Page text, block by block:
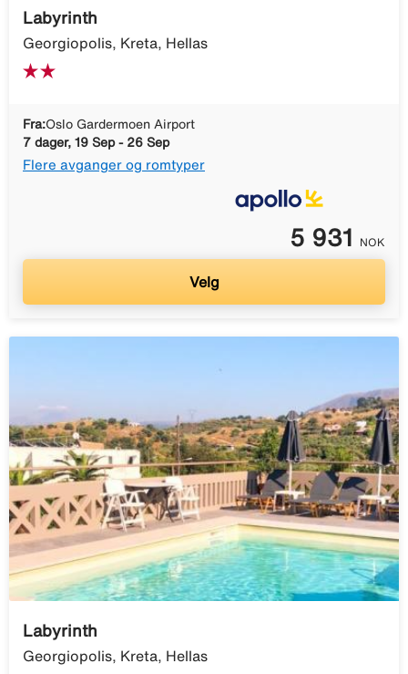
Labyrinth
Georgiopolis, Kreta, Hellas
Fra:Oslo Gardermoen Airport
7 dager, 19 Sep - 26 Sep
Flere avganger og romtyper
5 931 NOK
Velg
Labyrinth
Georgiopolis, Kreta, Hellas